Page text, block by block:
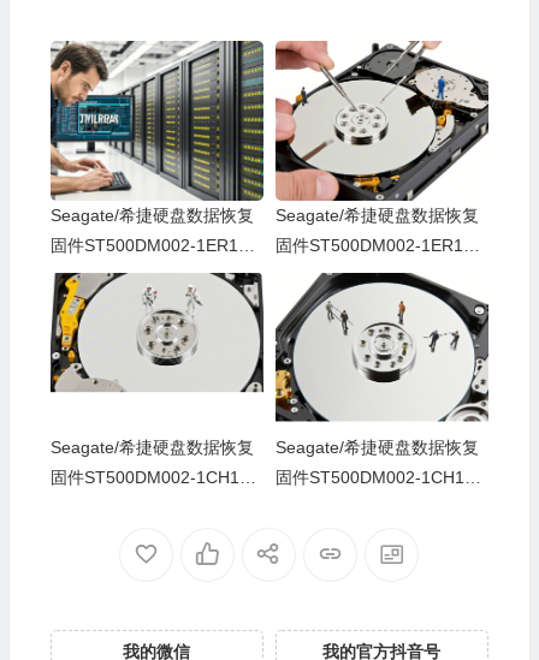
Seagate/希捷硬盘数据恢复
固件ST500DM002-1ER14C
-CC46-S4Y4K583-PC3000
全套
Seagate/希捷硬盘数据恢复
固件ST500DM002-1ER14C
-CC43-Z4Y16NC5-PC3000
全套
Seagate/希捷硬盘数据恢复
固件ST500DM002-1CH14C
Seagate/希捷硬盘数据恢复
固件ST500DM002-1CH14C
我的微信
我的官方抖音号